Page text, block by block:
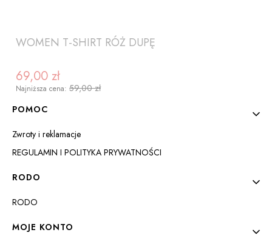
WOMEN T-SHIRT RÓŻ DUPĘ
Cena promocyjna
69,00 zł
Najniższa cena: 59,00 zł
Linki w stopce
POMOC
Zwroty i reklamacje
REGULAMIN I POLITYKA PRYWATNOŚCI
RODO
RODO
MOJE KONTO